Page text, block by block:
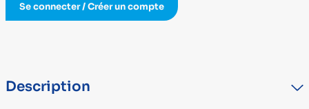
Se connecter / Créer un compte
Description